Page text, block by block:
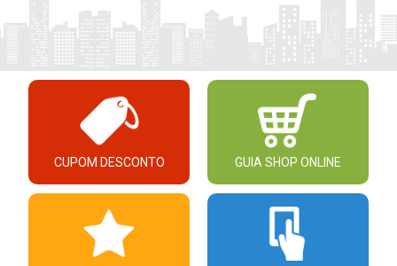
CUPOM DESCONTO GUIA SHOP ONLINE